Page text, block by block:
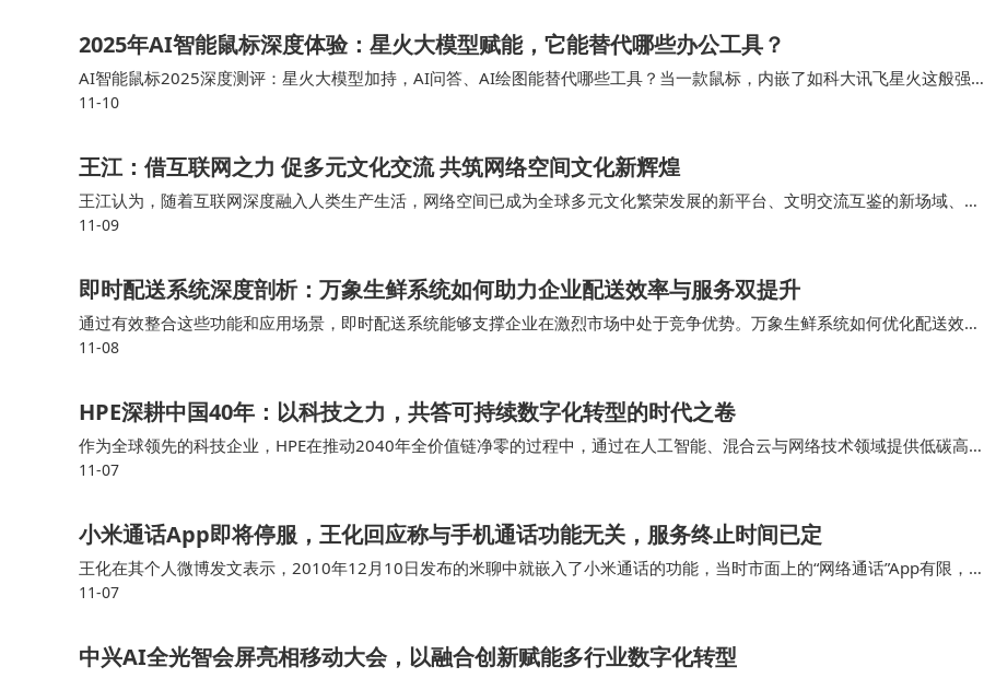
2025年AI智能鼠标深度体验：星火大模型赋能，它能替代哪些办公工具？
AI智能鼠标2025深度测评：星火大模型加持，AI问答、AI绘图能替代哪些工具？当一款鼠标，内嵌了如科大讯飞星火这般强大
的认知大模型时，它所带来的，远不止是光标移动的流畅，更是一场关于效率与创造力的革命。我们…
11-10
王江：借互联网之力 促多元文化交流 共筑网络空间文化新辉煌
王江认为，随着互联网深度融入人类生产生活，网络空间已成为全球多元文化繁荣发展的新平台、文明交流互鉴的新场域、各
国人民情感共鸣的新纽带，网络文化交流发展呈现了许多新气象。要高度重视青年群体在网络文明对话和交流…
11-09
即时配送系统深度剖析：万象生鲜系统如何助力企业配送效率与服务双提升
通过有效整合这些功能和应用场景，即时配送系统能够支撑企业在激烈市场中处于竞争优势。万象生鲜系统如何优化配送效率
与服务体验万象生鲜系统通过集成先进的即时配送技术，大幅提升了配送效率和服务体验。 结论即时配送系…
11-08
HPE深耕中国40年：以科技之力，共答可持续数字化转型的时代之卷
作为全球领先的科技企业，HPE在推动2040年全价值链净零的过程中，通过在人工智能、混合云与网络技术领域提供低碳高效
的解决方案，帮助企业在数字化转型的同时加速IT的可持续发展，携手上下游生态合作伙伴以更可持续…
11-07
小米通话App即将停服，王化回应称与手机通话功能无关，服务终止时间已定
王化在其个人微博发文表示，2010年12月10日发布的米聊中就嵌入了小米通话的功能，当时市面上的“网络通话”App有限，小
米通话的初衷是解决米粉之间移动网络沟通的需求。 而如今大家可以通过很多常见的App实…
11-07
中兴AI全光智会屏亮相移动大会，以融合创新赋能多行业数字化转型